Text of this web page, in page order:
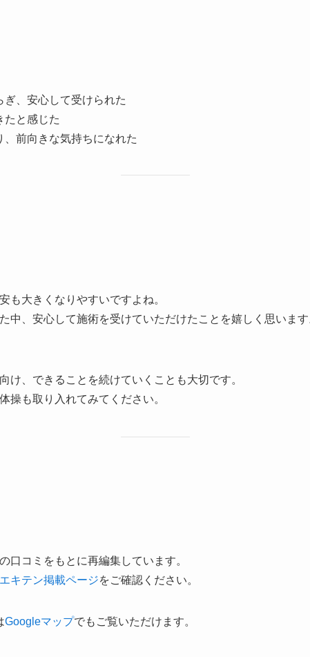
、安心して受けられた
たと感じた
前向きな気持ちになれた
も大きくなりやすいですよね。
中、安心して施術を受けていただけたことを嬉しく思いま
け、できることを続けていくことも大切です。
操も取り入れてみてください。
口コミをもとに再編集しています。
エキテン掲載ページをご確認ください。
Googleマップでもご覧いただけます。